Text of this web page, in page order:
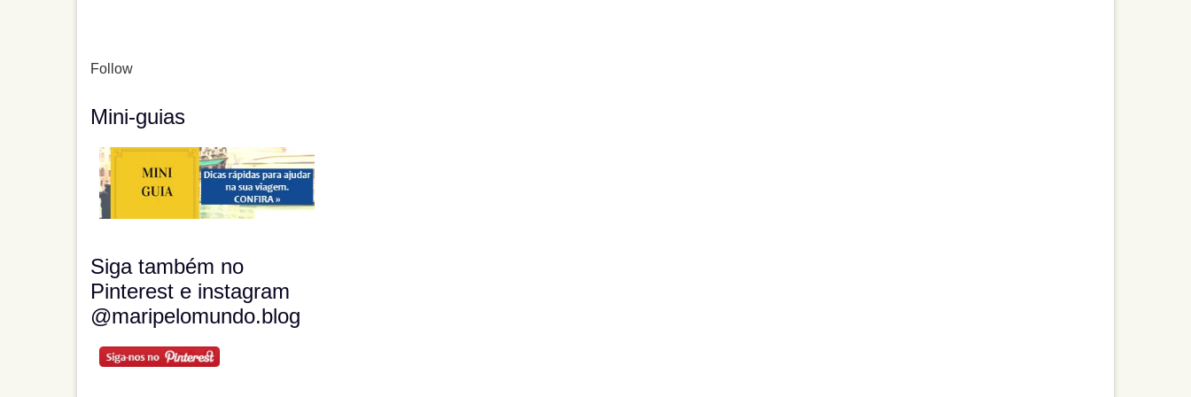
Follow
Mini-guias
Siga também no
Pinterest e instagram
@maripelomundo.blog